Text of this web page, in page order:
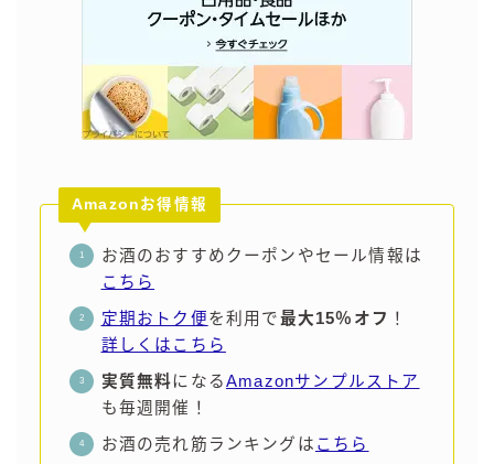
Amazonお得情報
お酒のおすすめクーポンやセール情報は
こちら
定期おトク便を利用で最大15％オフ ！
詳しくはこちら
実質無料になるAmazonサンプルストア
も毎週開催！
お酒の売れ筋ランキングは こちら